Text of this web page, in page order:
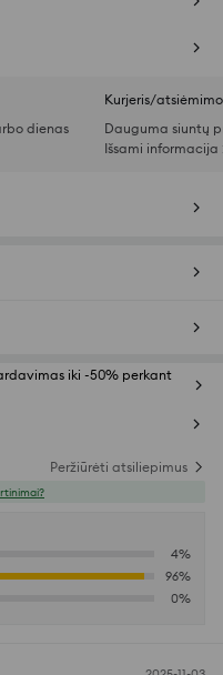
dienas
Kurjeris/
Dauguma siuntų
Išsami informacija
iki -50% perkant
Peržiūrėti atsiliepimus
4%
96%
0%